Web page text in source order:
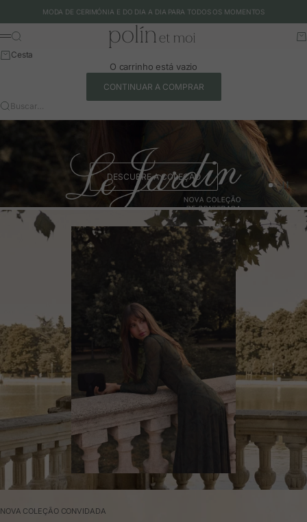
MODA DE CERIMÓNIA E DO DIA A DIA PARA TODOS OS MOMENTOS
Polín et moi - EU
Menu
Buscar
Cesta
O carrinho está vazio
CONTINUAR A COMPRAR
Buscar…
DESCUBRE A COLEÇÃO
Ir para o
Ir para
NOVA COLEÇÃO CONVIDADA